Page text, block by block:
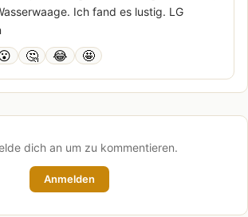
Ich fand es lustig. LG
🤔 😂 🤩
dich an um zu kommentieren.
Anmelden